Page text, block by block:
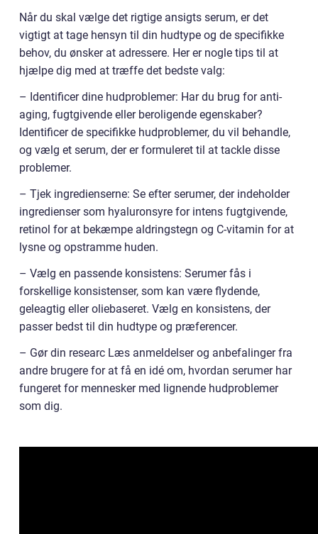
Når du skal vælge det rigtige ansigts serum, er det
vigtigt at tage hensyn til din hudtype og de specifikke
behov, du ønsker at adressere. Her er nogle tips til at
hjælpe dig med at træffe det bedste valg:
– Identificer dine hudproblemer: Har du brug for anti-
aging, fugtgivende eller beroligende egenskaber?
Identificer de specifikke hudproblemer, du vil behandle,
og vælg et serum, der er formuleret til at tackle disse
problemer.
– Tjek ingredienserne: Se efter serumer, der indeholder
ingredienser som hyaluronsyre for intens fugtgivende,
retinol for at bekæmpe aldringstegn og C-vitamin for at
lysne og opstramme huden.
– Vælg en passende konsistens: Serumer fås i
forskellige konsistenser, som kan være flydende,
geleagtig eller oliebaseret. Vælg en konsistens, der
passer bedst til din hudtype og præferencer.
– Gør din researc Læs anmeldelser og anbefalinger fra
andre brugere for at få en idé om, hvordan serumer har
fungeret for mennesker med lignende hudproblemer
som dig.